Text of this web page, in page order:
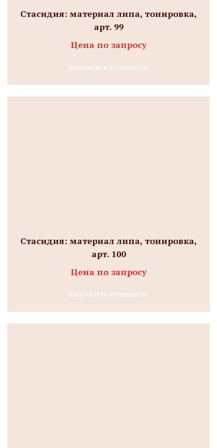
Стасидия: материал липа, тонировка,
арт. 99
Цена по запросу
Запросить стоимость
Стасидия: материал липа, тонировка,
арт. 100
Цена по запросу
Запросить стоимость